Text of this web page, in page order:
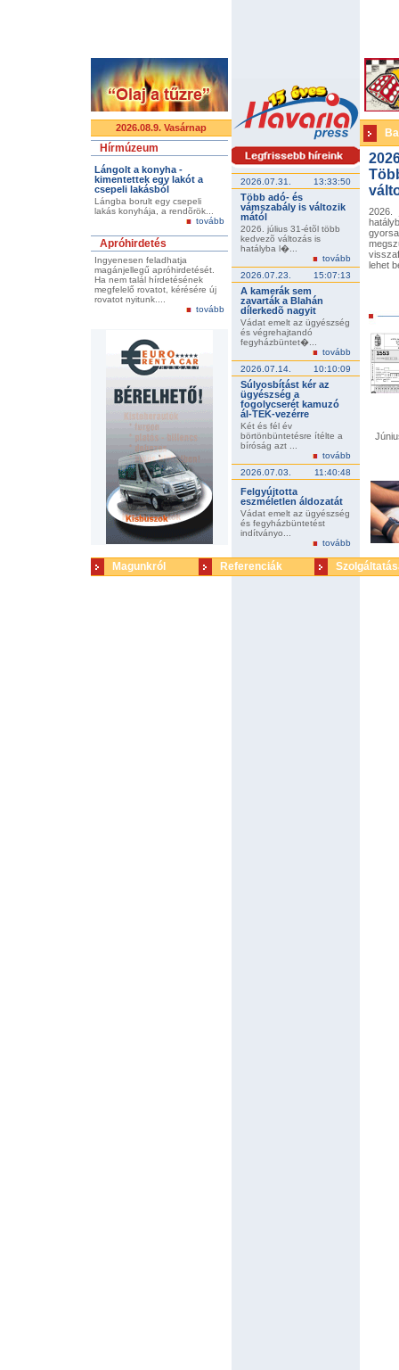
2026.08.9. Vasárnap
Hírmúzeum
Lángolt a konyha -
kimentettek egy lakót a
csepeli lakásból
Lángba borult egy csepeli
lakás konyhája, a rendõrök...
tovább
Apróhirdetés
Ingyenesen feladhatja
magánjellegű apróhirdetését.
Ha nem talál hírdetésének
megfelelő rovatot, kérésére új
rovatot nyitunk....
tovább
2026.07.31. 13:33:50
Több adó- és
vámszabály is változik
mától
2026. július 31-étõl több
kedvezõ változás is
hatályba l�...
tovább
2026.07.23.
15:07:13
A kamerák sem
zavarták a Blahán
dílerkedõ nagyit
Vádat emelt az ügyészség
és végrehajtandó
fegyházbüntet�...
tovább
2026.07.14.
10:10:09
Súlyosbítást kér az
ügyészség a
fogolycserét kamuzó
ál-TEK-vezérre
Két és fél év
börtönbüntetésre ítélte a
bíróság azt ...
tovább
2026.07.03.
11:40:48
Felgyújtotta
eszméletlen áldozatát
Vádat emelt az ügyészség
és fegyházbüntetést
indítványo...
tovább
2026.
lehet
Magunkról Referenciák